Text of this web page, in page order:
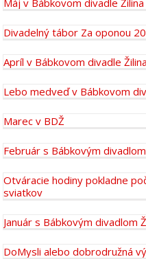
Divadelný tábor Za oponou
Apríl v Bábkovom divadle Žilina
Lebo medveď v Bábkovom
Marec v BDŽ
Február s Bábkovým
Otváracie hodiny pokladne
sviatkov
Január s Bábkovým divadlom
DoMysli alebo dobrodružná